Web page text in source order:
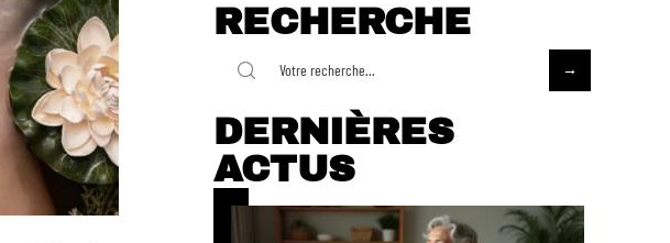
RECHERCHE
DERNIÈRES
ACTUS